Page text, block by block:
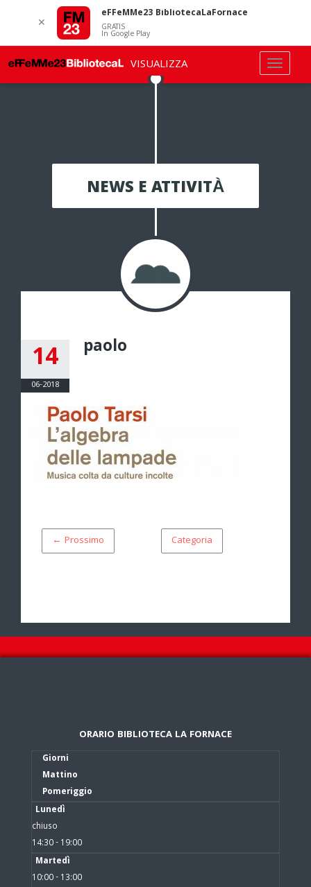
NEWS E ATTIVITÀ
14
06-2018
paolo
← Prossimo Categoria
ORARIO BIBLIOTECA LA FORNACE
Giorni
Mattino
Pomeriggio
Lunedì
chiuso
14:30 - 19:00
Martedì
10:00 - 13:00
✕
eFFeMMe23 BibliotecaLaFornace
GRATIS
In Google Play
VISUALIZZA